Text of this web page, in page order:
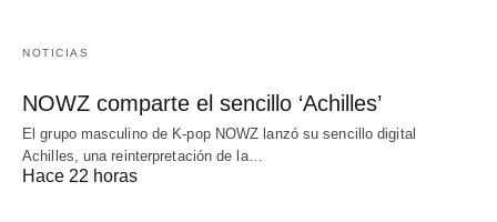
NOTICIAS
NOWZ comparte el sencillo ‘Achilles’
El grupo masculino de K-pop NOWZ lanzó su sencillo digital
Achilles, una reinterpretación de la…
Hace 22 horas